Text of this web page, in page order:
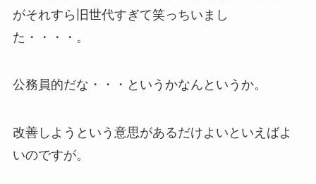
がそれすら旧世代すぎて笑っちいまし
た・・・・。
公務員的だな・・・というかなんというか。
改善しようという意思があるだけよいといえばよ
いのですが。